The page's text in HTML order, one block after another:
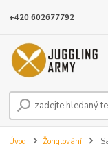
+420 602677792
Úvod Žonglování